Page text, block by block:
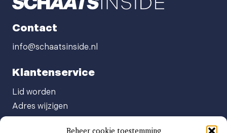
Beheer cookie toestemming
Contact
info@schaatsinside.nl
Klantenservice
Lid worden
Adres wijzigen